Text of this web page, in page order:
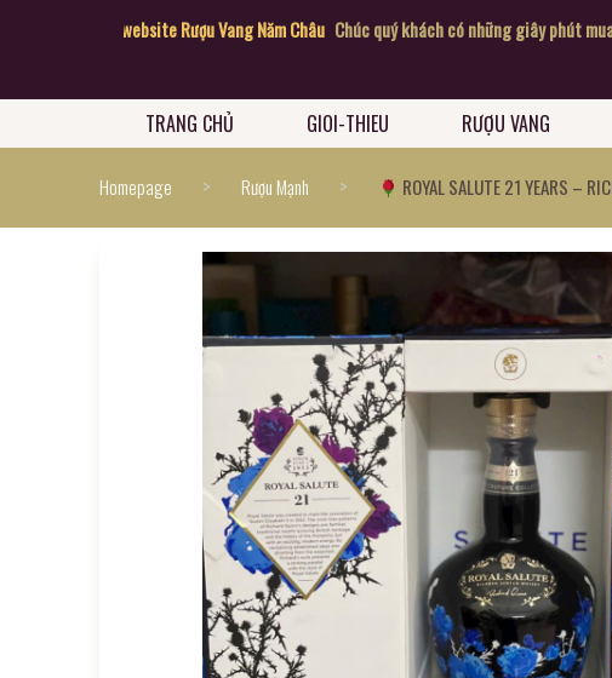
đến với website Rượu Vang Năm Châu Chúc quý khách có những giây phút mua
TRANG CHỦ GIOI-THIEU RƯỢU VANG
Homepage > Rượu Mạnh > ROYAL SALUTE 21 YEARS –